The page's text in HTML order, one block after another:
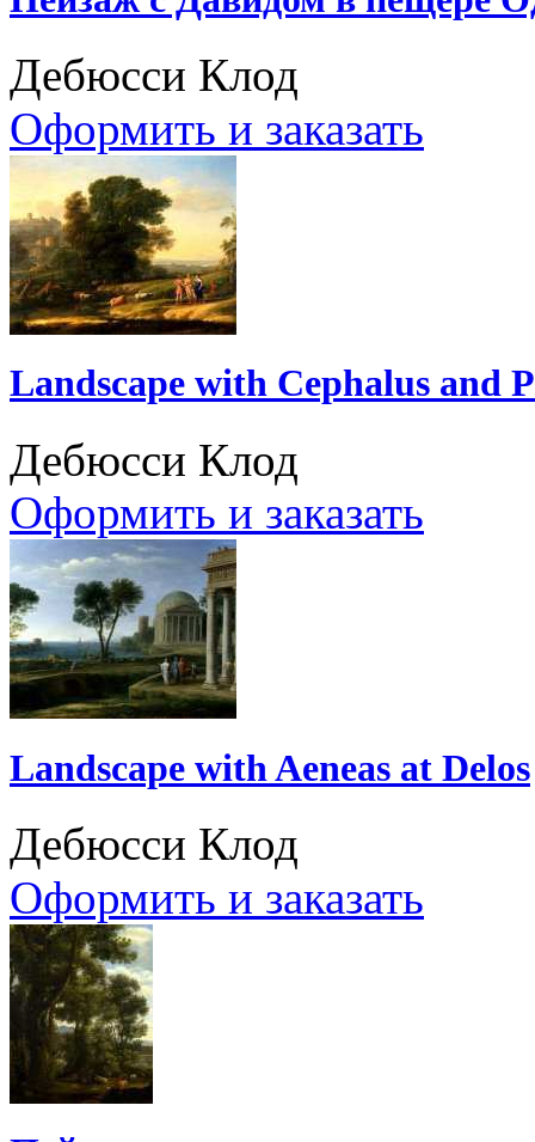
Дебюсси Клод
Оформить и заказать
Landscape with Cephalus and
Дебюсси Клод
Оформить и заказать
Landscape with Aeneas at Delos
Дебюсси Клод
Оформить и заказать